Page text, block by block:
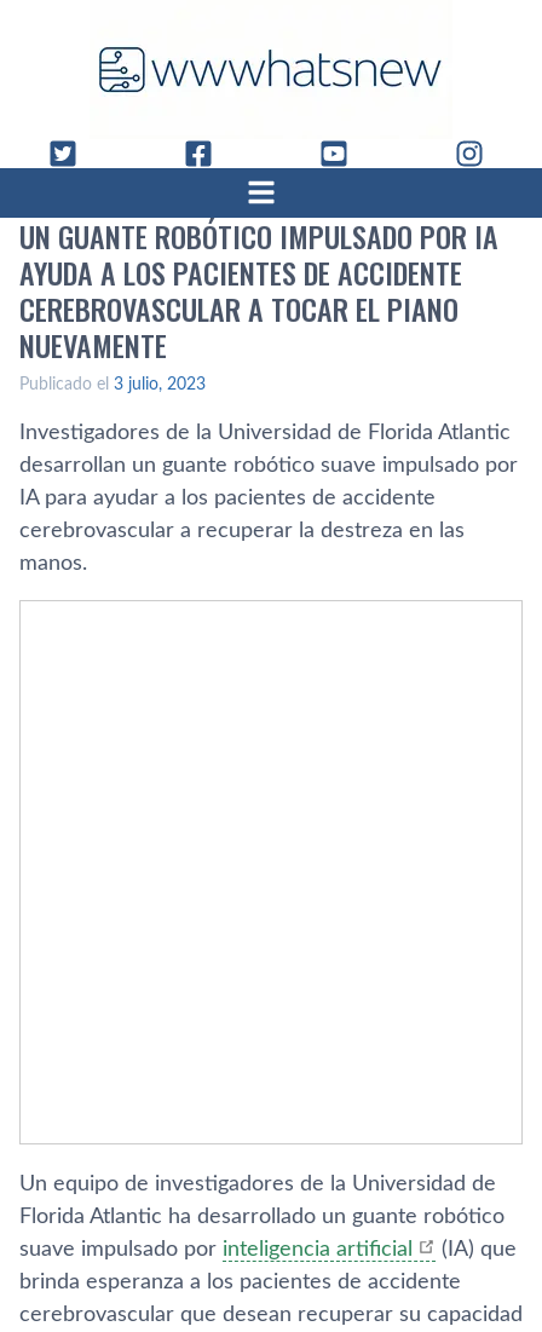
UN GUANTE ROBÓTICO IMPULSADO POR IA
AYUDA A LOS PACIENTES DE ACCIDENTE
CEREBROVASCULAR A TOCAR EL PIANO
NUEVAMENTE
Publicado el 3 julio, 2023
Investigadores de la Universidad de Florida Atlantic
desarrollan un guante robótico suave impulsado por
IA para ayudar a los pacientes de accidente
cerebrovascular a recuperar la destreza en las
manos.
Un equipo de investigadores de la Universidad de
Florida Atlantic ha desarrollado un guante robótico
suave impulsado por inteligencia artificial
(IA) que
brinda esperanza a los pacientes de accidente
cerebrovascular que desean recuperar su capacidad